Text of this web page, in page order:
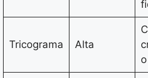
Tricograma Alta